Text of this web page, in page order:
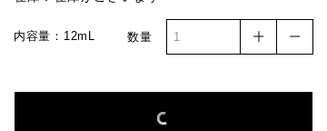
内容量：12mL 数量